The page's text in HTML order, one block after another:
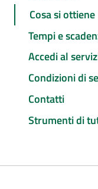
Cosa si ottiene
Tempi e
Accedi al
Condizioni di
Contatti
Strumenti di